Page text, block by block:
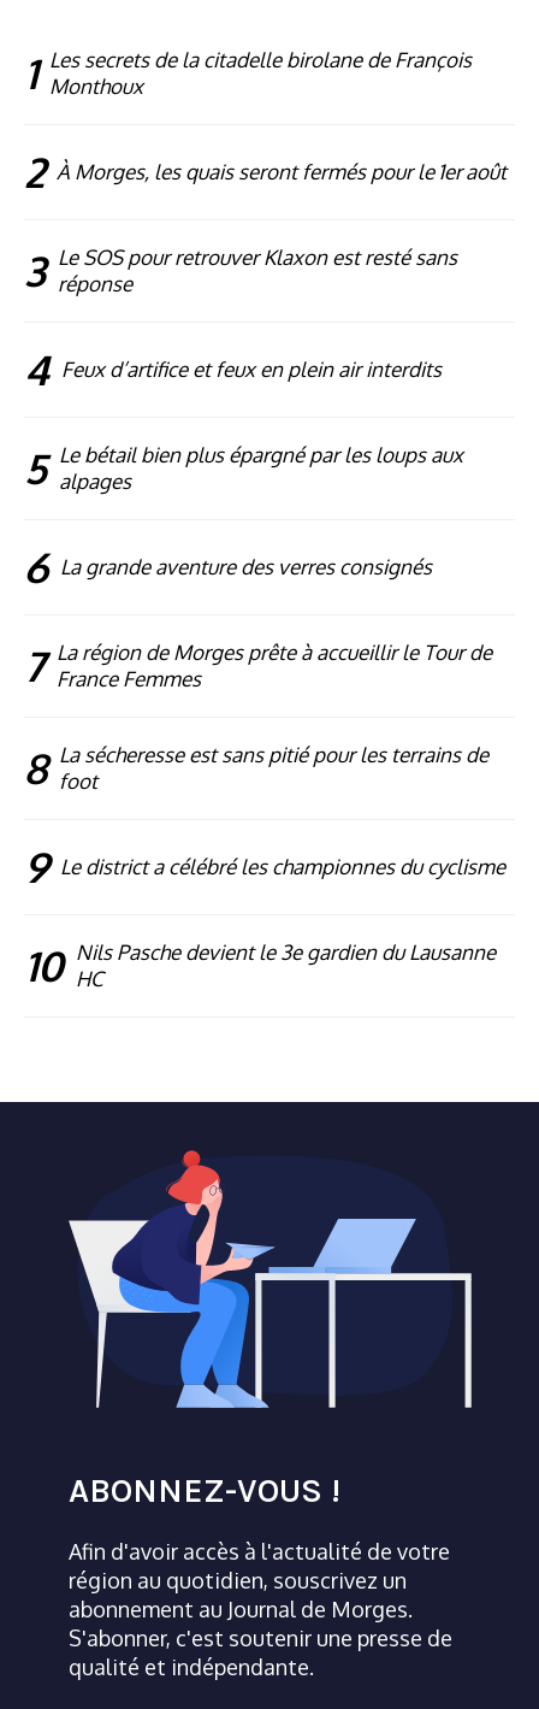
1 Les secrets de la citadelle birolane de François
Monthoux
2 À Morges, les quais seront fermés pour le 1er août
3 Le SOS pour retrouver Klaxon est resté sans
réponse
4 Feux d’artifice et feux en plein air interdits
5 Le bétail bien plus épargné par les loups aux
alpages
6 La grande aventure des verres consignés
7 La région de Morges prête à accueillir le Tour de
France Femmes
8 La sécheresse est sans pitié pour les terrains de
foot
9 Le district a célébré les championnes du cyclisme
10 Nils Pasche devient le 3e gardien du Lausanne
HC
ABONNEZ-VOUS !
Afin d'avoir accès à l'actualité de votre
région au quotidien, souscrivez un
abonnement au Journal de Morges.
S'abonner, c'est soutenir une presse de
qualité et indépendante.